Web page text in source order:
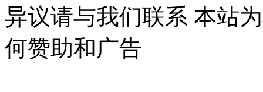
异议请与我们联系 本站
何赞助和广告